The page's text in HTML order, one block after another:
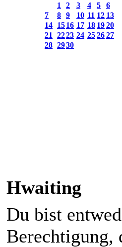
1
2 3 4 5
6
7
8 9 10 11 12 13
14 1516 17 18 1920
21
2223 24 252627
28 2930
Hwaiting
Du bist
Berechtigung,